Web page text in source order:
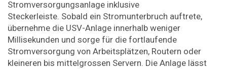
Stromversorgungsanlage inklusive
Steckerleiste. Sobald ein Stromunterbruch auftrete,
übernehme die USV-Anlage innerhalb weniger
Millisekunden und sorge für die fortlaufende
Stromversorgung von Arbeitsplätzen, Routern oder
kleineren bis mittelgrossen Servern. Die Anlage lässt